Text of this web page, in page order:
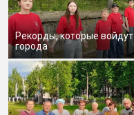
Рекорды, которые
города